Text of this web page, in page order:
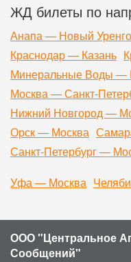
ЖД билеты по
Анапа — Новый
Краснодар — Казань
Минеральные Воды —
Москва — Санкт-
Нижний Новгород —
Орск — Москва
Санкт-Петербург —
Уфа — Москва
ООО "Центральное
Сообщений"